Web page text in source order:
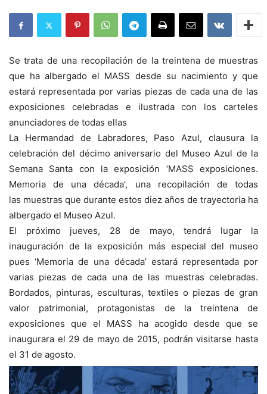
Se trata de una recopilación de la treintena de muestras
que ha albergado el MASS desde su nacimiento y que
estará representada por varias piezas de cada una de las
exposiciones celebradas e ilustrada con los carteles
anunciadores de todas ellas
La Hermandad de Labradores, Paso Azul, clausura la
celebración del décimo aniversario del Museo Azul de la
Semana Santa con la exposición ‘MASS exposiciones.
Memoria de una década’, una recopilación de todas
las muestras que durante estos diez años de trayectoria ha
albergado el Museo Azul.
El próximo jueves, 28 de mayo, tendrá lugar la
inauguración de la exposición más especial del museo
pues ‘Memoria de una década’ estará representada por
varias piezas de cada una de las muestras celebradas.
Bordados, pinturas, esculturas, textiles o piezas de gran
valor patrimonial, protagonistas de latreintena de
exposiciones que el MASS ha acogido desde que se
inaugurara el 29 de mayo de 2015, podránvisitarse hasta
el 31 de agosto.